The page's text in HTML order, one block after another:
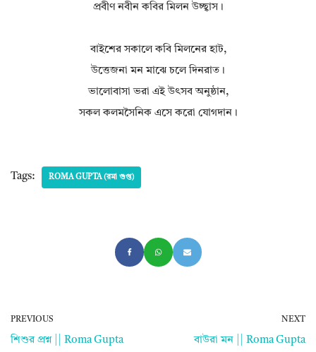
প্রবীণ নবীন কবির মিলন উচ্ছ্বাস।
বাইশের সকালে কবি মিলনের হাট,
উত্তেজনা মন মাঝে চলে দিনরাত।
ভালোবাসা ভরা এই উৎসব অনুষ্ঠান,
সকল কলমসৈনিক এসে করো যোগদান।
Tags: ROMA GUPTA (রমা গুপ্ত)
PREVIOUS
শিশুর প্রশ্ন || Roma Gupta
NEXT
বাউরা মন || Roma Gupta